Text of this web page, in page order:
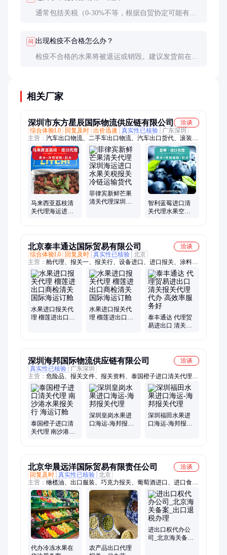
通常包括关税（0-30%不等，根据自贸协定可能有优
问 出现检疫不合格怎么办？
检疫不合格的水果将被退运或销毁。建议发货前在出
相关厂家
深圳市东方星辰国际物流供应链有限公司
洽谈
综合体验L0
回复及时 出价迅速 真实性已核验
广东深圳
主营： 汽车出口物流、二手车出口物流、汽车出口货代、滚装船
海运、新能源车海运、工程车出口物流、汽车集装箱装柜、汽车
滚装船订舱
马来西亚荔枝清
关代理海运进口
菲律宾新鲜芒果
清关代理深圳海
智利蓝莓进口清
关代理水果空运
北京泰丰通达国际贸易有限公司
洽谈
综合体验L0
回复及时 真实性已核验 北京
主营： 舱代理、报关一、报关行、设备进口、进口报关、涂料进
口、进口清关、日用品进口、进口仪器报关、报关代理、个人清
关、报关清关、报关报检、实时监控、清关运输、出口报关、清
关服务、外贸代理、易方案设计、办理危险品、出口清关服、清
关报关代、货运代理清关、出口代理报关、清关代理服务
水果进口报关代
理 榴莲进出口商
水果进口报关代
理 榴莲进出口商
泰丰通达 代理贸
易进出口 清关报
深圳海邦国际物流供应链有限公司
洽谈
真实性已核验
广东深圳
主营： 危险品、报关文件、报关资料、泰国橙子进口清关代理、
蛇口报关、冷冻食品、皇岗通关、通关资料、清关资料、食品清
关、危化品报关
泰国橙子进口清
关代理 南沙港水
深圳皇岗水果进
口海运-海邦报关
深圳福田水果进
口海运-海邦报关
北京华晨远洋国际贸易有限责任公司
洽谈
回复及时 真实性已核验 北京
主营： 橄榄油、出口服装、巧克力报关、葡萄酒进口、进口食品
税、蜂蜜进口报关、食品进口代理、食品进口通关、食品进口清
关、进口蜂蜜报关、国外软件进口、食品进口关税、红酒进口清
关、食品进口报关、巧克力进口报关、服装出口代理
代办冷冻水果在
农产品出口代理
进出口权代办公
司_北京海关备案